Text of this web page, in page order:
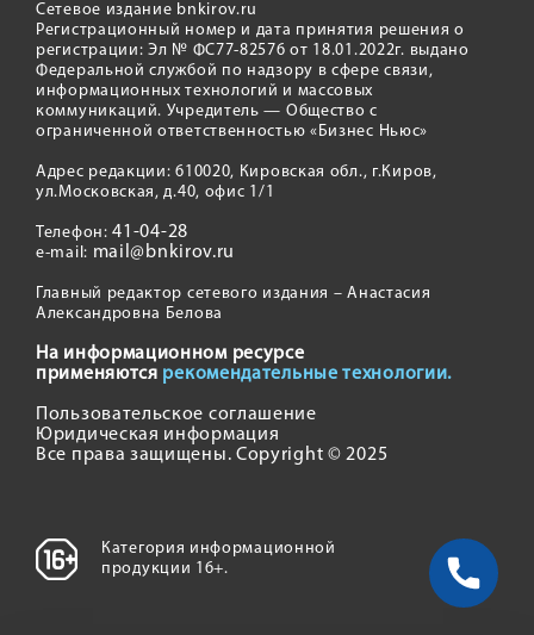
Сетевое издание bnkirov.ru
Регистрационный номер и дата принятия решения о
регистрации: Эл № ФС77-82576 от 18.01.2022г. выдано
Федеральной службой по надзору в сфере связи,
информационных технологий и массовых
коммуникаций. Учредитель — Общество с
ограниченной ответственностью «Бизнес Ньюс»
Адрес редакции: 610020, Кировская обл., г.Киров,
ул.Московская, д.40, офис 1/1
Телефон:41-04-28
e-mail: mail@bnkirov.ru
Главный редактор сетевого издания – Анастасия
Александровна Белова
На информационном ресурсе
применяются рекомендательные технологии.
Пользовательское соглашение
Юридическая информация
Все права защищены. Copyright © 2025
Категория информационной
продукции 16+.